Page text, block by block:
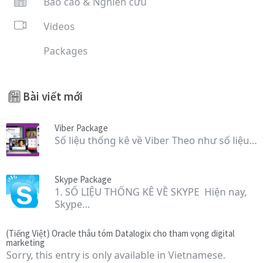
Videos
Packages
Bài viết mới
Viber Package
Số liệu thống kê về Viber Theo như số liệu…
Skype Package
1. SỐ LIỆU THỐNG KÊ VỀ SKYPE Hiện nay,
Skype…
(Tiếng Việt) Oracle thâu tóm Datalogix cho tham vọng digital
marketing
Sorry, this entry is only available in Vietnamese.